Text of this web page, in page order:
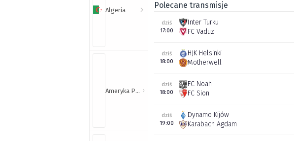
Algeria
Ameryka Północna i Południowa
Polecane transmisje
dziś
17:00
Inter Turku
FC Vaduz
dziś
18:00
HJK Helsinki
Motherwell
dziś
18:00
FC Noah
FC Sion
dziś
19:00
Dynamo Kijów
Karabach Agdam